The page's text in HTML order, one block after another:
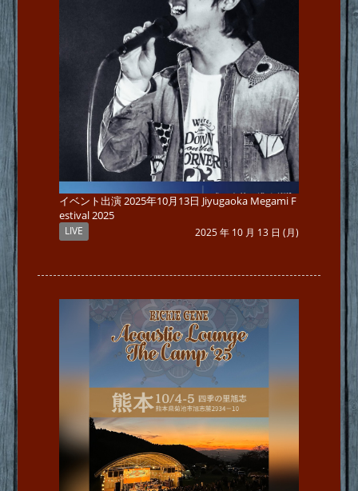
イベント出演 2025年10月13日 Jiyugaoka Megami F
estival 2025
LIVE 2025 年 10 月 13 日 (月)